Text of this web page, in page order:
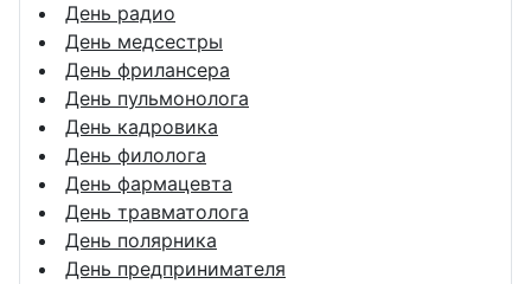
День радио
День медсестры
День фрилансера
День пульмонолога
День кадровика
День филолога
День фармацевта
День травматолога
День полярника
День предпринимателя